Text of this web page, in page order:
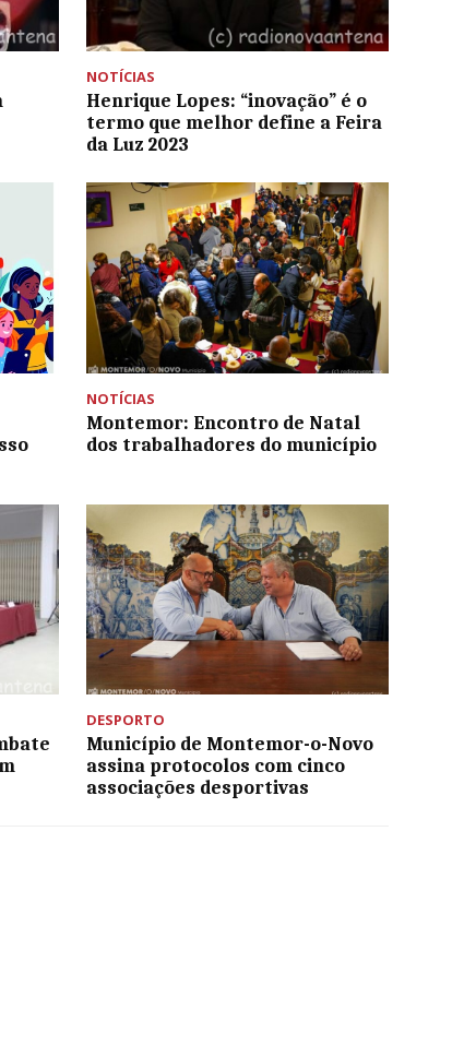
NOTÍCIAS
Henrique Lopes: “inovação” é o
termo que melhor define a Feira
da Luz 2023
NOTÍCIAS
Montemor: Encontro de Natal
dos trabalhadores do município
DESPORTO
Município de Montemor-o-Novo
assina protocolos com cinco
associações desportivas